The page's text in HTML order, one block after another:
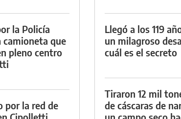
la Policía
camioneta que
pleno centro
por la red de
Llegó a los 119
un milagroso
cuál es el secreto
Tiraron 12 mil
de cáscaras de